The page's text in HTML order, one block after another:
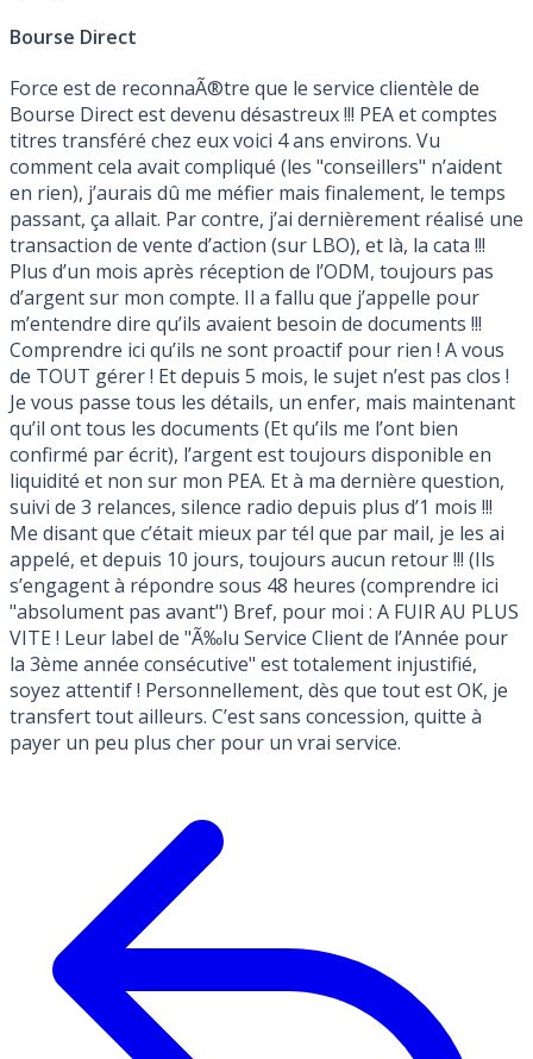
Bourse Direct
Force est de reconnaÃ®tre que le service clientèle de
Bourse Direct est devenu désastreux !!! PEA et comptes
titres transféré chez eux voici 4 ans environs. Vu
comment cela avait compliqué (les "conseillers" n’aident
en rien), j’aurais dû me méfier mais finalement, le temps
passant, ça allait. Par contre, j’ai dernièrement réalisé une
transaction de vente d’action (sur LBO), et là, la cata !!!
Plus d’un mois après réception de l’ODM, toujours pas
d’argent sur mon compte. Il a fallu que j’appelle pour
m’entendre dire qu’ils avaient besoin de documents !!!
Comprendre ici qu’ils ne sont proactif pour rien ! A vous
de TOUT gérer ! Et depuis 5 mois, le sujet n’est pas clos !
Je vous passe tous les détails, un enfer, mais maintenant
qu’il ont tous les documents (Et qu’ils me l’ont bien
confirmé par écrit), l’argent est toujours disponible en
liquidité et non sur mon PEA. Et à ma dernière question,
suivi de 3 relances, silence radio depuis plus d’1 mois !!!
Me disant que c’était mieux par tél que par mail, je les ai
appelé, et depuis 10 jours, toujours aucun retour !!! (Ils
s’engagent à répondre sous 48 heures (comprendre ici
"absolument pas avant") Bref, pour moi : A FUIR AU PLUS
VITE ! Leur label de "Ã‰lu Service Client de l’Année pour
la 3ème année consécutive" est totalement injustifié,
soyez attentif ! Personnellement, dès que tout est OK, je
transfert tout ailleurs. C’est sans concession, quitte à
payer un peu plus cher pour un vrai service.